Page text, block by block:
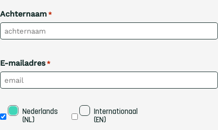
Achternaam *
E-mailadres *
Taal
Nederlands
(NL)
Internationaal
(EN)